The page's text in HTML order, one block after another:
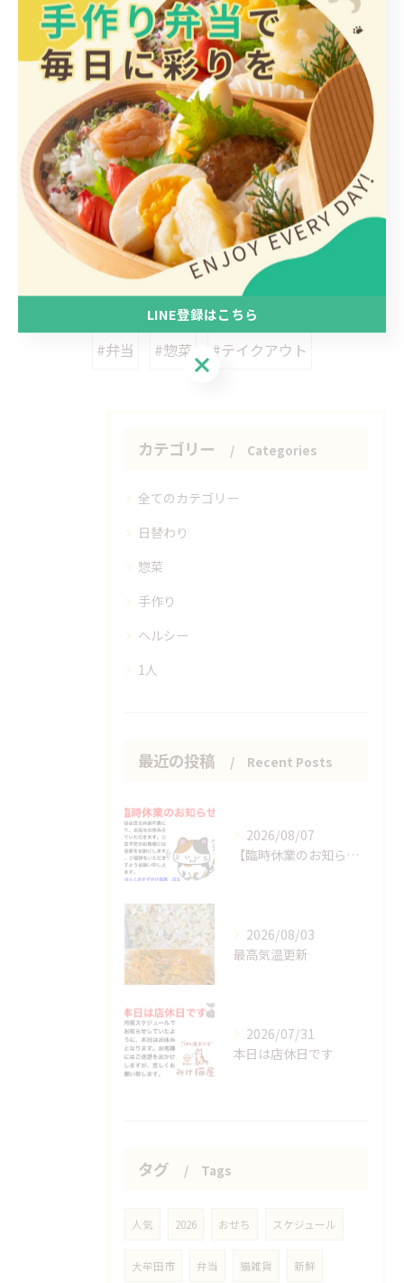
大牟田市にて豊富なお惣菜
< 前のページ 一覧に戻る 次のページ >
関連タグ
#弁当 #惣菜 #テイクアウト
カテゴリー Categories
全てのカテゴリー
日替わり
惣菜
手作り
ヘルシー
1人
最近の投稿 Recent Posts
2026/08/07
【臨時休業のお知らせ】
2026/08/03
最高気温更新
2026/07/31
本日は店休日です
タグ Tags
人気 2026 おせち スケジュール
大牟田市 弁当 猫雑貨 新鮮
LINE登録はこちら
LINE登録はこちら